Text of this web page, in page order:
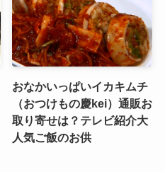
おなかいっぱいイカキムチ
（おつけもの慶kei）通販お
取り寄せは？テレビ紹介大
人気ご飯のお供